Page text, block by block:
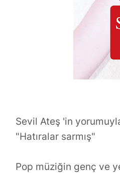
Sevil Ateş 'in
"Hatıralar sarmış"
Pop müziğin genç ve